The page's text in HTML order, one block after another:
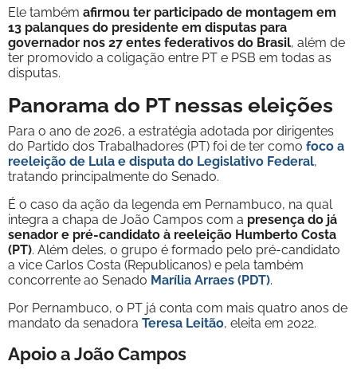
Ele também afirmou ter participado de montagem em
13 palanques do presidente em disputas para
governador nos 27 entes federativos do Brasil, além de
ter promovido a coligação entre PT e PSB em todas as
disputas.
Panorama do PT nessas eleições
Para o ano de 2026, a estratégia adotada por dirigentes
do Partido dos Trabalhadores (PT) foi de ter como foco a
reeleição de Lula e disputa do Legislativo Federal,
tratando principalmente do Senado.
É o caso da ação da legenda em Pernambuco, na qual
integra a chapa de João Campos com a presença do já
senador e pré-candidato à reeleição Humberto Costa
(PT). Além deles, o grupo é formado pelo pré-candidato
a vice Carlos Costa (Republicanos) e pela também
concorrente ao Senado Marília Arraes (PDT).
Por Pernambuco, o PT já conta com mais quatro anos de
mandato da senadora Teresa Leitão, eleita em 2022.
Apoio a João Campos